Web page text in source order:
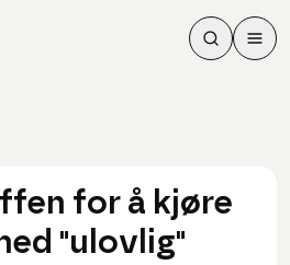
Søk
Søk
Meny
for å kjøre
"ulovlig"